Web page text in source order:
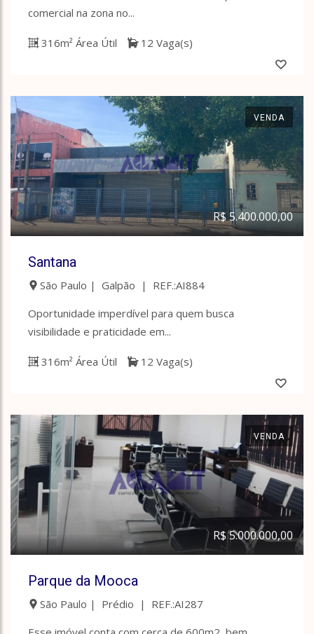
comercial na zona no...
316m² Área Útil 12 Vaga(s)
VENDA
R$ 5.400.000,00
Santana
São Paulo | Galpão | REF.:AI884
Oportunidade imperdível para quem busca
visibilidade e praticidade em...
316m² Área Útil 12 Vaga(s)
VENDA
R$ 5.000.000,00
Parque da Mooca
São Paulo | Prédio | REF.:AI287